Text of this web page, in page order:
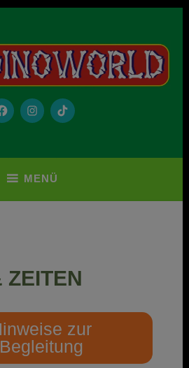
ein richtiger, kleiner Freizeitpark mit 2
unterirdischen Tunnel verbunden sind.
Thematisierung.
MENÜ
ZEITEN
zur
Begleitung